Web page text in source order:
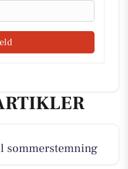
sommerstemning